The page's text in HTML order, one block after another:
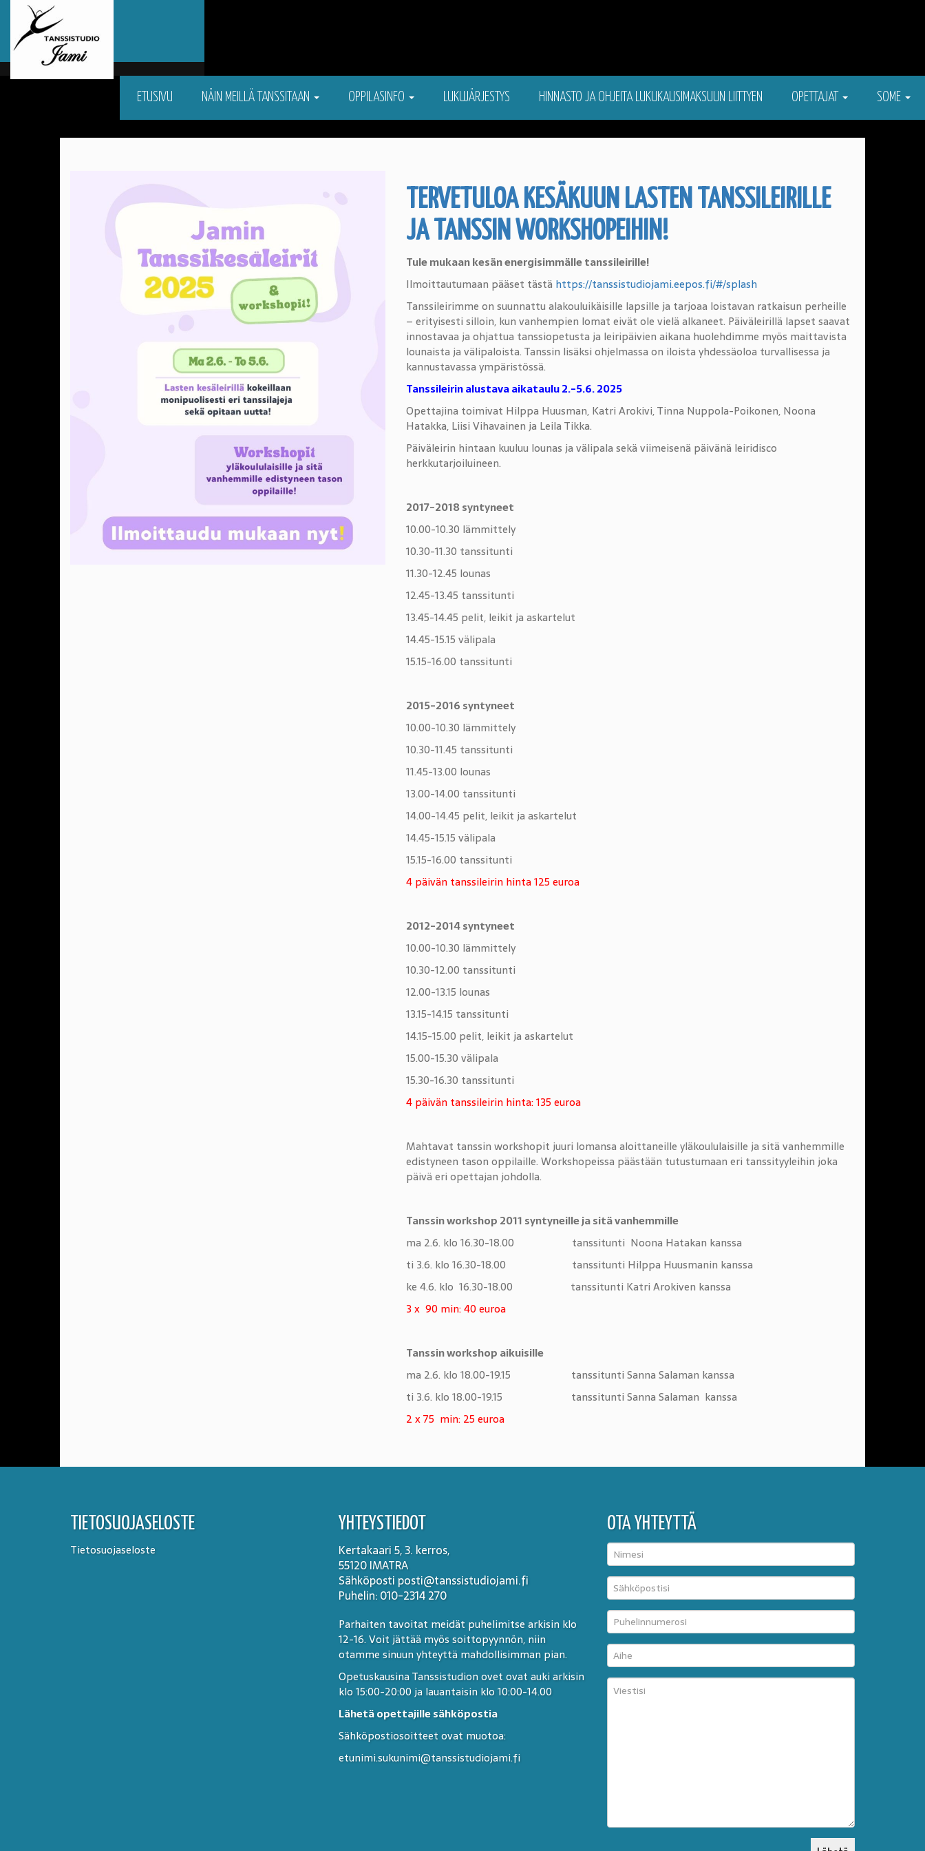
ETUSIVU NÄIN MEILLÄ TANSSITAAN OPPILASINFO LUKUJÄRJESTYS HINNASTO JA OHJEITA LUKUKAUSIMAKSUUN LIITTYEN OPETTAJAT SOME
TERVETULOA KESÄKUUN LASTEN TANSSILEIRILLE
JA TANSSIN WORKSHOPEIHIN!
Tule mukaan kesän energisimmälle tanssileirille!
Ilmoittautumaan pääset tästä https://tanssistudiojami.eepos.fi/#/splash
Tanssileirimme on suunnattu alakouluikäisille lapsille ja tarjoaa loistavan ratkaisun perheille
– erityisesti silloin, kun vanhempien lomat eivät ole vielä alkaneet. Päiväleirillä lapset saavat
innostavaa ja ohjattua tanssiopetusta ja leiripäivien aikana huolehdimme myös maittavista
lounaista ja välipaloista. Tanssin lisäksi ohjelmassa on iloista yhdessäoloa turvallisessa ja
kannustavassa ympäristössä.
Tanssileirin alustava aikataulu 2.-5.6. 2025
Opettajina toimivat Hilppa Huusman, Katri Arokivi, Tinna Nuppola-Poikonen, Noona
Hatakka, Liisi Vihavainen ja Leila Tikka.
Päiväleirin hintaan kuuluu lounas ja välipala sekä viimeisenä päivänä leiridisco
herkkutarjoiluineen.
2017-2018 syntyneet
10.00-10.30 lämmittely
10.30-11.30 tanssitunti
11.30-12.45 lounas
12.45-13.45 tanssitunti
13.45-14.45 pelit, leikit ja askartelut
14.45-15.15 välipala
15.15-16.00 tanssitunti
2015-2016 syntyneet
10.00-10.30 lämmittely
10.30-11.45 tanssitunti
11.45-13.00 lounas
13.00-14.00 tanssitunti
14.00-14.45 pelit, leikit ja askartelut
14.45-15.15 välipala
15.15-16.00 tanssitunti
4 päivän tanssileirin hinta 125 euroa
2012-2014 syntyneet
10.00-10.30 lämmittely
10.30-12.00 tanssitunti
12.00-13.15 lounas
13.15-14.15 tanssitunti
14.15-15.00 pelit, leikit ja askartelut
15.00-15.30 välipala
15.30-16.30 tanssitunti
4 päivän tanssileirin hinta: 135 euroa
Mahtavat tanssin workshopit juuri lomansa aloittaneille yläkoululaisille ja sitä vanhemmille
edistyneen tason oppilaille. Workshopeissa päästään tutustumaan eri tanssityyleihin joka
päivä eri opettajan johdolla.
Tanssin workshop 2011 syntyneille ja sitä vanhemmille
ma 2.6. klo 16.30-18.00 tanssitunti Noona Hatakan kanssa
ti 3.6. klo 16.30-18.00 tanssitunti Hilppa Huusmanin kanssa
ke 4.6. klo 16.30-18.00 tanssitunti Katri Arokiven kanssa
3 x 90 min: 40 euroa
Tanssin workshop aikuisille
ma 2.6. klo 18.00-19.15 tanssitunti Sanna Salaman kanssa
ti 3.6. klo 18.00-19.15 tanssitunti Sanna Salaman kanssa
2 x 75 min: 25 euroa
TIETOSUOJASELOSTE
Tietosuojaseloste
YHTEYSTIEDOT
Kertakaari 5, 3. kerros,
55120 IMATRA
Sähköposti posti@tanssistudiojami.fi
Puhelin: 010-2314 270
Parhaiten tavoitat meidät puhelimitse arkisin klo
12-16. Voit jättää myös soittopyynnön, niin
otamme sinuun yhteyttä mahdollisimman pian.
Opetuskausina Tanssistudion ovet ovat auki arkisin
klo 15:00-20:00 ja lauantaisin klo 10:00-14.00
Lähetä opettajille sähköpostia
Sähköpostiosoitteet ovat muotoa:
etunimi.sukunimi@tanssistudiojami.fi
OTA YHTEYTTÄ